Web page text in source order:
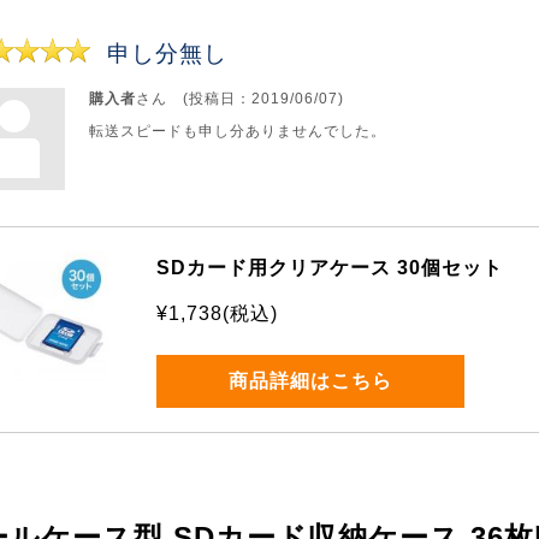
申し分無し
購入者さん (投稿日：2019/06/07)
転送スピードも申し分ありませんでした。
SDカード用クリアケース 30個セット
¥1,738(税込)
商品詳細はこちら